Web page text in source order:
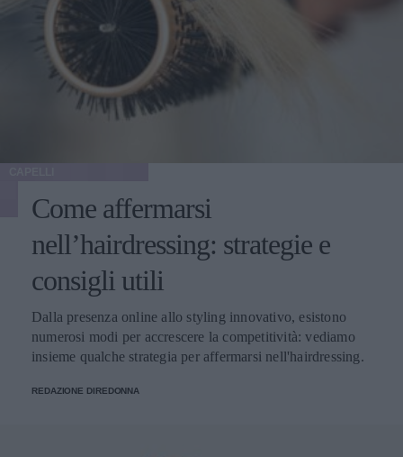
Come affermarsi
nell’hairdressing: strategie e
consigli utili
Dalla presenza online allo styling innovativo, esistono
numerosi modi per accrescere la competitività: vediamo
insieme qualche strategia per affermarsi nell'hairdressing.
REDAZIONE DIREDONNA